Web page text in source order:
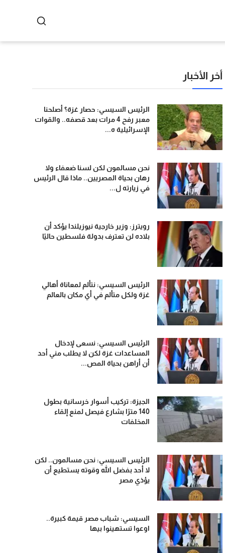
أخر الأخبار
الرئيس السيسي: حصار غزة؟ أصلحنا
معبر رفح 4 مرات بعد قصفه.. والقوات
الإسرائيلية ه...
نحن مسالمون لكن لسنا ضعفاء ولا
رهان بحياة المصريين.. ماذا قال الرئيس
في زيارته ل...
رويترز: وزير خارجية نيوزيلندا يؤكد أن
بلاده لن تعترف بدولة فلسطين حاليًا
الرئيس السيسي: نتألم لمعاناة أهالي
غزة ولكل متألم في أي مكان بالعالم
الرئيس السيسي: نسعى لإدخال
المساعدات غزة لكن لا يطلب مني أحد
أن أراهن بحياة المص...
الجيزة: تركيب أسوار خرسانية بطول
140 مترًا بشارع فيصل لمنع إلقاء
المخلفات
الرئيس السيسي: نحن مسالمون.. لكن
لا أحد بفضل الله وقوته يستطيع أن
يؤذي مصر
السيسي: شباب مصر قيمة كبيرة..
اوعوا تستهينوا بيها